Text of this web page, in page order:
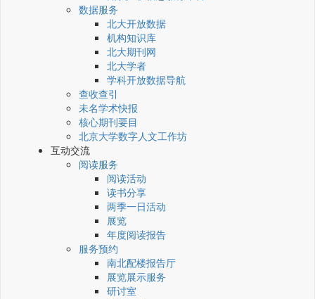
数据服务
北大开放数据
机构知识库
北大期刊网
北大学者
学科开放数据导航
查收查引
未名学术快报
核心期刊要目
北京大学数字人文工作坊
互动交流
阅读服务
阅读活动
读书分享
两季一日活动
展览
年度阅读报告
服务预约
南北配楼报告厅
展览展示服务
研讨室